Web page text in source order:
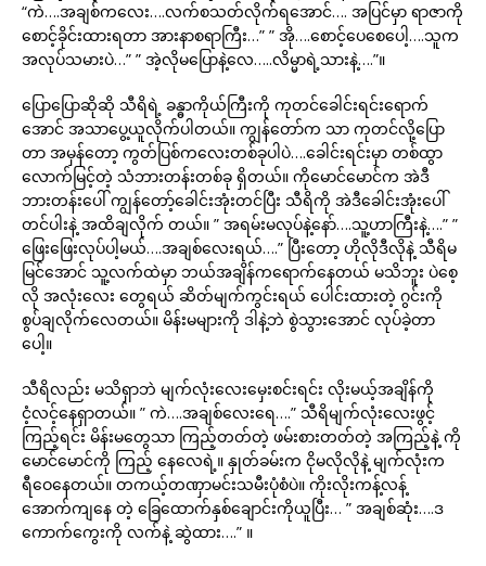
“ကဲ….အချစ်ကလေး….လက်စသတ်လိုက်ရအောင်…. အပြင်မှာ ရာဇာကို
စောင့်ခိုင်းထားရတာ အားနာစရာကြီး…” ” အို….စောင့်ပေစေပေါ့….သူက
အလုပ်သမားပဲ…” ” အဲ့လိုမပြောနဲ့လေ…..လိမ္မာရဲ့သားနဲ့….”။
ပြောပြောဆိုဆို သီရိရဲ့ ခန္ဓာကိုယ်ကြီးကို ကုတင်ခေါင်းရင်းရောက်
အောင် အသာပွေ့ယူလိုက်ပါတယ်။ ကျွန်တော်က သာ ကုတင်လို့ပြော
တာ အမှန်တော့ ကွတ်ပြစ်ကလေးတစ်ခုပါပဲ….ခေါင်းရင်းမှာ တစ်ထွာ
လောက်မြင့်တဲ့ သံဘားတန်းတစ်ခု ရှိတယ်။ ကိုမောင်မောင်က အဲဒီ
ဘားတန်းပေါ် ကျွန်တော့်ခေါင်းအုံးတင်ပြီး သီရိကို အဲဒီခေါင်းအုံးပေါ်
တင်ပါးနဲ့ အထိချလိုက် တယ်။ ” အရမ်းမလုပ်နဲ့နော်….သူ့ဟာကြီးနဲ့….” ”
ဖြေးဖြေးလုပ်ပါ့မယ်….အချစ်လေးရယ်….” ပြီးတော့ ဟိုလိုဒီလိုနဲ့ သီရိမ
မြင်အောင် သူ့လက်ထဲမှာ ဘယ်အချိန်ကရောက်နေတယ် မသိဘူး ပဲစေ့
လို အလုံးလေး တွေရယ် ဆိတ်မျက်ကွင်းရယ် ပေါင်းထားတဲ့ ဂွင်းကို
စွပ်ချလိုက်လေတယ်။ မိန်းမများကို ဒါနဲ့ဘဲ စွဲသွားအောင် လုပ်ခဲ့တာ
ပေါ့။
သီရိလည်း မသိရှာဘဲ မျက်လုံးလေးမှေးစင်းရင်း လိုးမယ့်အချိန်ကို
ငံ့လင့်နေရှာတယ်။ ” ကဲ….အချစ်လေးရေ….” သီရိမျက်လုံးလေးဖွင့်
ကြည့်ရင်း မိန်းမတွေသာ ကြည့်တတ်တဲ့ ဖမ်းစားတတ်တဲ့ အကြည့်နဲ့ ကို
မောင်မောင်ကို ကြည့် နေလေရဲ့။ နှုတ်ခမ်းက ငိုမလိုလိုနဲ့ မျက်လုံးက
ရီဝေနေတယ်။ တကယ့်တဏှာမင်းသမီးပုံစံပဲ။ ကိုးလိုးကန့်လန့်
အောက်ကျနေ တဲ့ ခြေထောက်နှစ်ချောင်းကိုယူပြီး… ” အချစ်ဆုံး….ဒ
ကောက်ကွေးကို လက်နဲ့ ဆွဲထား….” ။